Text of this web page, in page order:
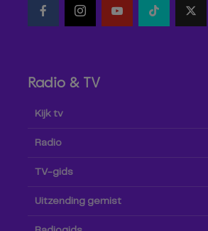
Radio & TV
Kijk tv
Radio
TV-gids
Uitzending gemist